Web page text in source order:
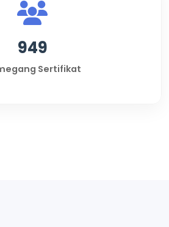
949
Sertifikat